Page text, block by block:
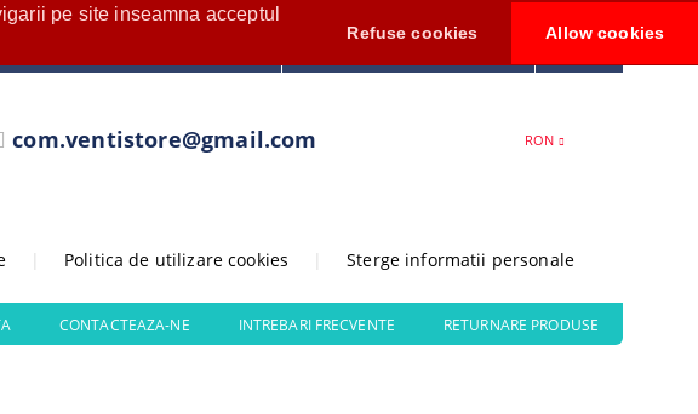
pe site inseamna acceptul
Refuse cookies Allow cookies
com.ventistore@gmail.com RON
Politica de utilizare cookies Sterge informatii personale
Contul meu 0
CONTACTEAZA-NE INTREBARI FRECVENTE RETURNARE PRODUSE